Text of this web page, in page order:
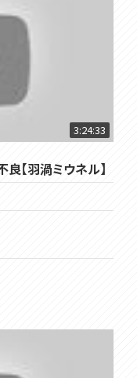
3:24:33
良【羽渦ミウネル】